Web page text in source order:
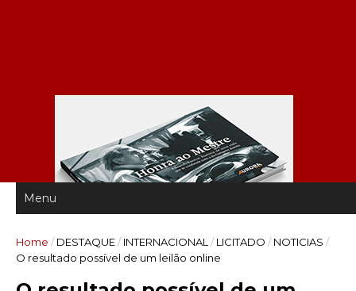
Home / DESTAQUE/ INTERNACIONAL / LICITADO / NOTICIAS /
O resultado possível de um leilão online